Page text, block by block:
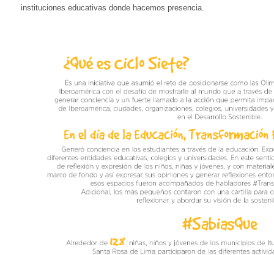
instituciones educativas donde hacemos presencia.